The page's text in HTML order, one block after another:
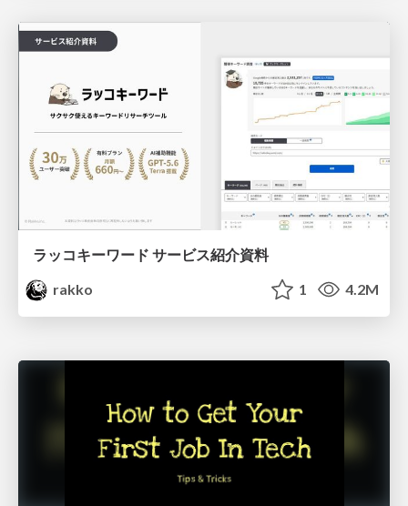
ラッコキーワード サービス紹介資料
rakko
1 4.2M